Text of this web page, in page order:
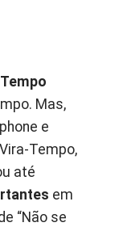
Mas,
e
Tempo,
até
em
“Não se